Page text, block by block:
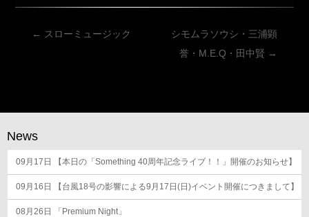
投
ゲ
ー
シ
ョ
ン
← スローミュージック
シモムラソウシ・三浦顕
誉・M.E.Q・田中賢 →
News
09月17日 【本日の「Something 40周年記念ライブ！！」開催のお知らせ】
09月16日 【台風18号の影響による9月17日(日)イベント開催につきまして】
08月26日 「Premium Night」